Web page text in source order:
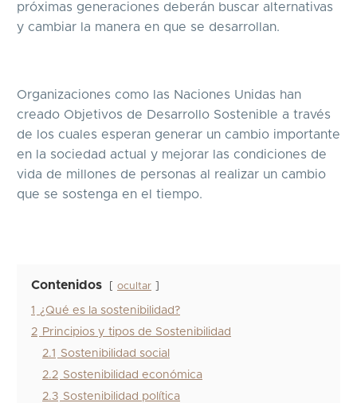
próximas generaciones deberán buscar alternativas
y cambiar la manera en que se desarrollan.
Organizaciones como las Naciones Unidas han
creado Objetivos de Desarrollo Sostenible a través
de los cuales esperan generar un cambio importante
en la sociedad actual y mejorar las condiciones de
vida de millones de personas al realizar un cambio
que se sostenga en el tiempo.
Contenidos ocultar
1 ¿Qué es la sostenibilidad?
2 Principios y tipos de Sostenibilidad
2.1
Sostenibilidad social
2.2 Sostenibilidad económica
2.3 Sostenibilidad política